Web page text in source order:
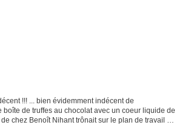
!!! ... bien évidemment indécent de
de truffes au chocolat avec un coeur liquide de
chez Benoît Nihant trônait sur le plan de travail de